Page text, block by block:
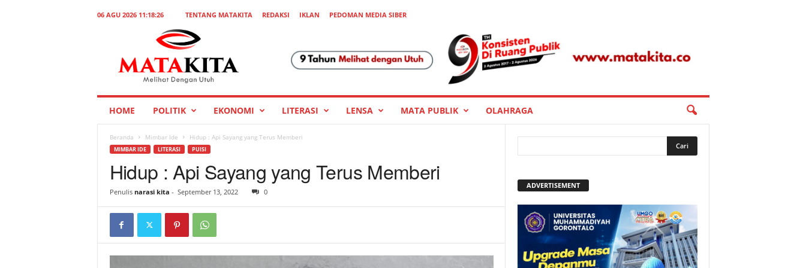
06 AGU 2026 11:18:26 TENTANG MATAKITA REDAKSI IKLAN
PEDOMAN MEDIA SIBER
HOME POLITIK EKONOMI LITERASI LENSA MATA PUBLIK OLAHRAGA
Beranda Mimbar Ide Hidup : Api Sayang yang Terus Memberi
MIMBAR IDE LITERASI PUISI
Hidup : Api Sayang yang Terus Memberi
Penulis narasi kita - September 13, 2022 0
ADVERTISEMENT